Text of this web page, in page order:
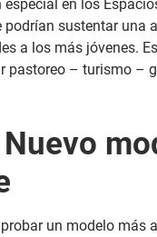
especial en los
podrían sustentar una
a los más jóvenes.
pastoreo – turismo –
un modelo más